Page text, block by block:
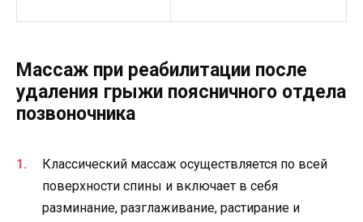
Массаж при реабилитации после
удаления грыжи поясничного отдела
позвоночника
Классический массаж осуществляется по всей
поверхности спины и включает в себя
разминание, разглаживание, растирание и